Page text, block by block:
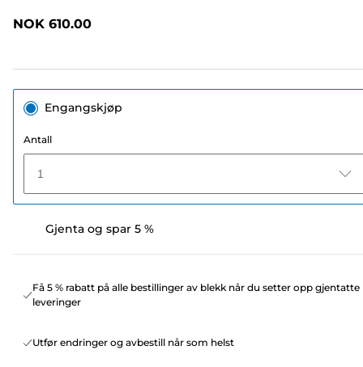
NOK 610.00
Engangskjøp
Antall
1
Gjenta og spar 5 %
Få 5 % rabatt på alle bestillinger av blekk når du setter opp gjentatte
leveringer
Utfør endringer og avbestill når som helst